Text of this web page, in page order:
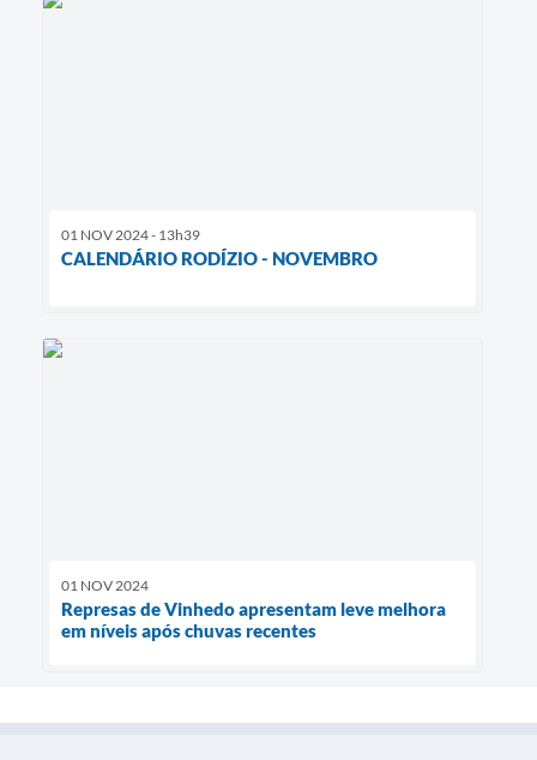
01 NOV 2024 - 13h39
CALENDÁRIO RODÍZIO - NOVEMBRO
01 NOV 2024
Represas de Vinhedo apresentam leve melhora
em níveis após chuvas recentes